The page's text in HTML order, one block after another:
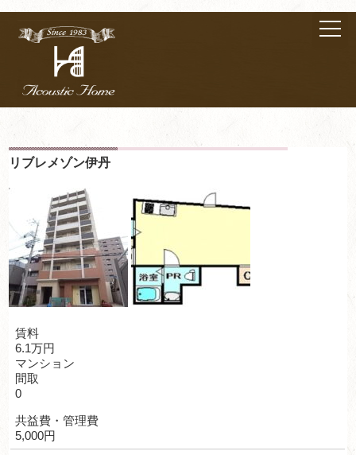
リブレメゾン伊丹
賃料
6.1万円
マンション
間取
0
共益費・管理費
5,000円